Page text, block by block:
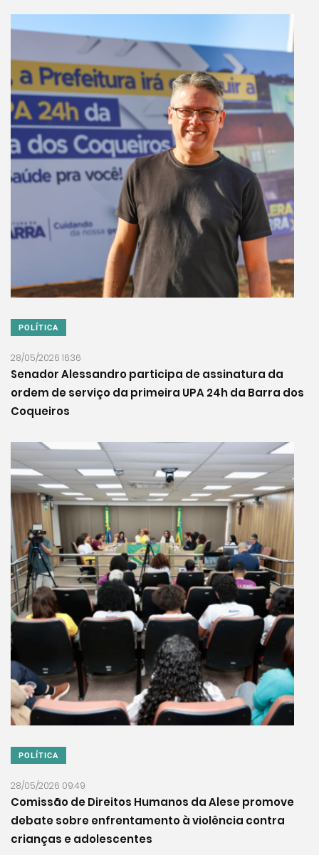
POLÍTICA
28/05/2026 16:36
Senador Alessandro participa de assinatura da
ordem de serviço da primeira UPA 24h da Barra dos
Coqueiros
POLÍTICA
28/05/2026 09:49
Comissão de Direitos Humanos da Alese promove
debate sobre enfrentamento à violência contra
crianças e adolescentes